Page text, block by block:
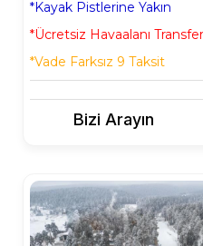
*Kayak Pistlerine Yakın
*Ücretsiz Havaalanı
*Vade Farksız 9 Taksit
Bizi Arayın